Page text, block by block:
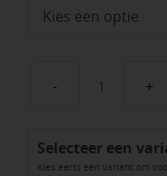
aantal
Selecteer een
Kies eerst een variant om